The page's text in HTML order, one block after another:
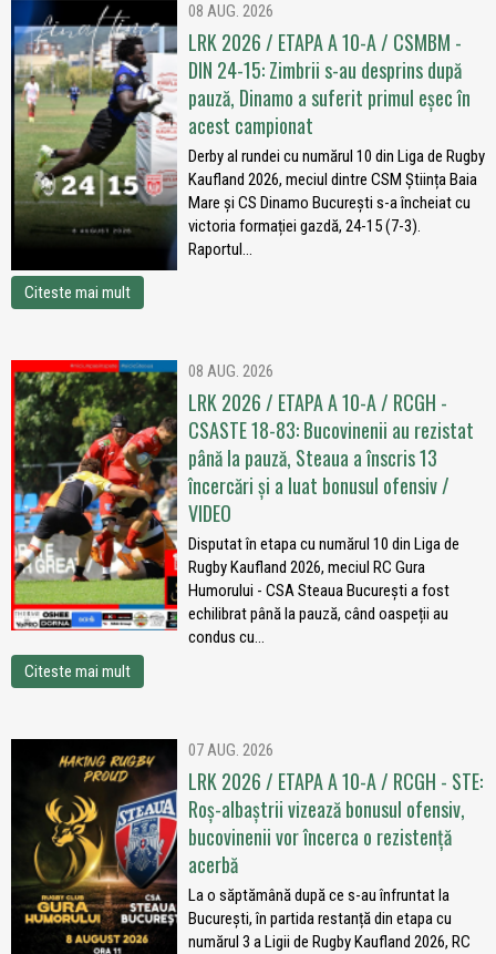
08 AUG. 2026
LRK 2026 / ETAPA A 10-A / CSMBM -
DIN 24-15: Zimbrii s-au desprins după
pauză, Dinamo a suferit primul eșec în
acest campionat
Derby al rundei cu numărul 10 din Liga de Rugby
Kaufland 2026, meciul dintre CSM Știința Baia
Mare și CS Dinamo București s-a încheiat cu
victoria formației gazdă, 24-15 (7-3).
Raportul...
Citeste mai mult
08 AUG. 2026
LRK 2026 / ETAPA A 10-A / RCGH -
CSASTE 18-83: Bucovinenii au rezistat
până la pauză, Steaua a înscris 13
încercări și a luat bonusul ofensiv /
VIDEO
Disputat în etapa cu numărul 10 din Liga de
Rugby Kaufland 2026, meciul RC Gura
Humorului - CSA Steaua București a fost
echilibrat până la pauză, când oaspeții au
condus cu...
Citeste mai mult
07 AUG. 2026
LRK 2026 / ETAPA A 10-A / RCGH - STE:
Roș-albaștrii vizează bonusul ofensiv,
bucovinenii vor încerca o rezistență
acerbă
La o săptămână după ce s-au înfruntat la
București, în partida restanță din etapa cu
numărul 3 a Ligii de Rugby Kaufland 2026, RC